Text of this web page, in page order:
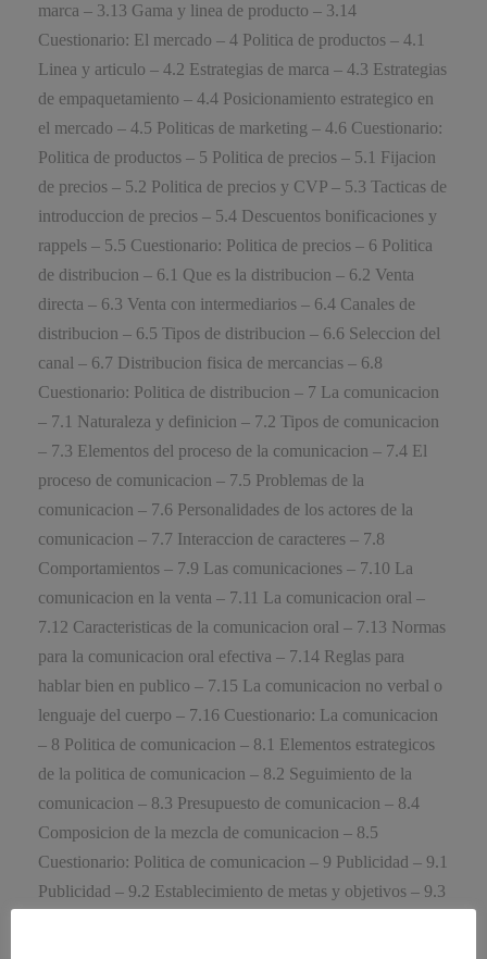
marca – 3.13 Gama y linea de producto – 3.14
Cuestionario: El mercado – 4 Politica de productos – 4.1
Linea y articulo – 4.2 Estrategias de marca – 4.3 Estrategias
de empaquetamiento – 4.4 Posicionamiento estrategico en
el mercado – 4.5 Politicas de marketing – 4.6 Cuestionario:
Politica de productos – 5 Politica de precios – 5.1 Fijacion
de precios – 5.2 Politica de precios y CVP – 5.3 Tacticas de
introduccion de precios – 5.4 Descuentos bonificaciones y
rappels – 5.5 Cuestionario: Politica de precios – 6 Politica
de distribucion – 6.1 Que es la distribucion – 6.2 Venta
directa – 6.3 Venta con intermediarios – 6.4 Canales de
distribucion – 6.5 Tipos de distribucion – 6.6 Seleccion del
canal – 6.7 Distribucion fisica de mercancias – 6.8
Cuestionario: Politica de distribucion – 7 La comunicacion
– 7.1 Naturaleza y definicion – 7.2 Tipos de comunicacion
– 7.3 Elementos del proceso de la comunicacion – 7.4 El
proceso de comunicacion – 7.5 Problemas de la
comunicacion – 7.6 Personalidades de los actores de la
comunicacion – 7.7 Interaccion de caracteres – 7.8
Comportamientos – 7.9 Las comunicaciones – 7.10 La
comunicacion en la venta – 7.11 La comunicacion oral –
7.12 Caracteristicas de la comunicacion oral – 7.13 Normas
para la comunicacion oral efectiva – 7.14 Reglas para
hablar bien en publico – 7.15 La comunicacion no verbal o
lenguaje del cuerpo – 7.16 Cuestionario: La comunicacion
– 8 Politica de comunicacion – 8.1 Elementos estrategicos
de la politica de comunicacion – 8.2 Seguimiento de la
comunicacion – 8.3 Presupuesto de comunicacion – 8.4
Composicion de la mezcla de comunicacion – 8.5
Cuestionario: Politica de comunicacion – 9 Publicidad – 9.1
Publicidad – 9.2 Establecimiento de metas y objetivos – 9.3